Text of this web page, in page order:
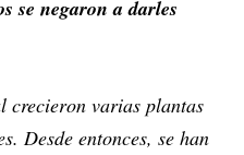
se negaron a darles
crecieron varias plantas
Desde entonces, se han